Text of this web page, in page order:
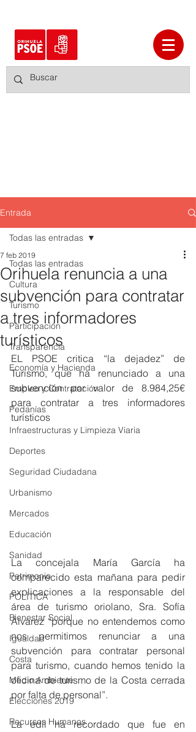
Entrada
Todas las entradas
Cultura
Turismo
Participación
Transparencia
Economía y Hacienda
Empleo y Contratación
Pedanías
Infraestructuras y Limpieza Viaria
Deportes
Seguridad Ciudadana
Urbanismo
Mercados
Educación
Sanidad
Patrimonio
POLÍTICA
Bienestar Social
Igualdad
Costa
Medio Ambiente
Elecciones 2019
Recursos Humanos
Todas las entradas
Orihuela renuncia a una
subvención para contratar
a tres informadores
turísticos
7 feb 2019
EL PSOE critica “la dejadez” de
Turismo, que ha renunciado a una
subvención por valor de 8.984,25€
para contratar a tres informadores
turísticos
La concejala María García ha
comparecido esta mañana para pedir
explicaciones a la responsable del
área de turismo oriolano, Sra. Sofía
Álvarez “porque no entendemos como
nos permitimos renunciar a una
subvención para contratar personal
para turismo, cuando hemos tenido la
oficina de turismo de la Costa cerrada
por falta de personal”.
La edil ha recordado que fue en